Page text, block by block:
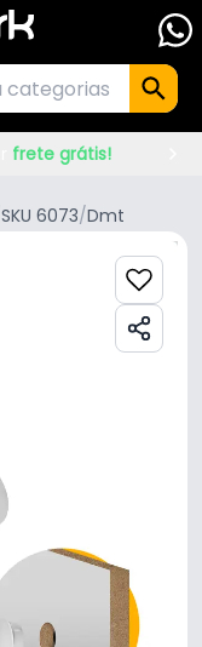
frete grátis!
SKU 6073/Dmt